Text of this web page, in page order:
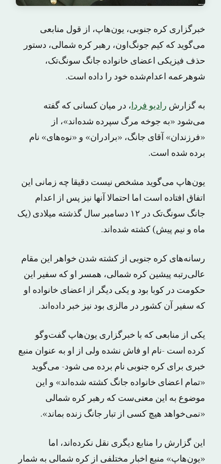
خبرگزاری کره جنوبی، یون‌هاپ، از قول منابعی
می‌گوید که کیم جونگ‌اون، رهبر کره شمالی، دستور
حذف فیزیکی اعضای خانواده جانگ سونگ‌تک،
شوهرعمه اعدام‌شده خود را داده است.
به گزارش رادیو فردا ، در میان کسانی که گفته
می‌شود «به جوخه مرگ سپرده شده‌اند»، از
«فرزندان» آقای جانگ، «برادران» و «نوه‌های» نام
برده شده است.
یون‌هاپ می‌گوید مشخص نیست دقیقا چه زمانی این
اتفاق افتاده است اما احتمالا آنها نیز پس از اعدام
جانگ سونگ‌تک در ۱۲ دسامبر سال گذشته میلادی (یک
ماه و نیم پیش) کشته شده‌اند.
رسانه‌های کره جنوبی از کشته شدن خواهر این مقام
عالی‌رتبه پیشین کره شمالی، همسر او که سفیر این
حکومت در کوبا بود و یکی دیگر از اعضای خانواده او
که سفیر آن کشور در مالزی بود نیز خبر داده‌اند.
یکی از منابعی که با خبرگزاری یون‌هاپ گفت‌وگو
کرده است -نام او فاش نشده ولی از او به عنوان منبع
خبری برای کره جنوبی نام برده می شود- می‌گوید
«تمام اعضای خانواده جانگ کشته شده‌اند» و این
موضوع به این معنی‌ست که رهبر کره شمالی
«نمی‌خواهد هیچ کسی از تبار جانگ زنده بماند».
این گزارش را منابع دیگری نقل نکرده‌اند، اما
«یون‌هاپ» منبع اخبار مختلفی از کره شمالی به شمار